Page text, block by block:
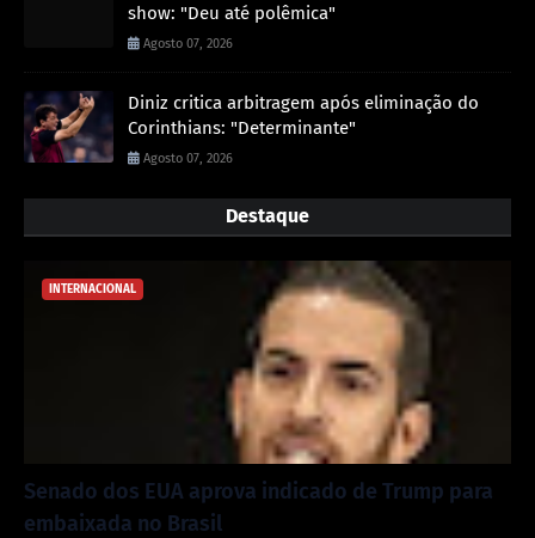
show: "Deu até polêmica"
Agosto 07, 2026
Diniz critica arbitragem após eliminação do
Corinthians: "Determinante"
Agosto 07, 2026
Destaque
INTERNACIONAL
Senado dos EUA aprova indicado de Trump para
embaixada no Brasil